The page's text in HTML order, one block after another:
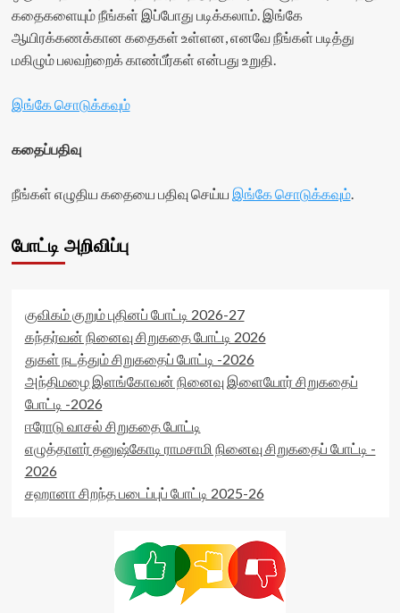
கதைகளையும் நீங்கள் இப்போது படிக்கலாம். இங்கே
ஆயிரக்கணக்கான கதைகள் உள்ளன, எனவே நீங்கள் படித்து
மகிழும் பலவற்றைக் காண்பீர்கள் என்பது உறுதி.
இங்கே சொடுக்கவும்
கதைப்பதிவு
நீங்கள் எழுதிய கதையை பதிவு செய்ய இங்கே சொடுக்கவும்.
போட்டி அறிவிப்பு
குவிகம் குறும் புதினப் போட்டி 2026-27
கந்தர்வன் நினைவு சிறுகதை போட்டி 2026
துகள் நடத்தும் சிறுகதைப் போட்டி -2026
அந்திமழை இளங்கோவன் நினைவு இளையோர் சிறுகதைப்
போட்டி -2026
ஈரோடு வாசல் சிறுகதை போட்டி
எழுத்தாளர் தனுஷ்கோடி ராமசாமி நினைவு சிறுகதைப் போட்டி -
2026
சஹானா சிறந்த படைப்புப் போட்டி 2025-26